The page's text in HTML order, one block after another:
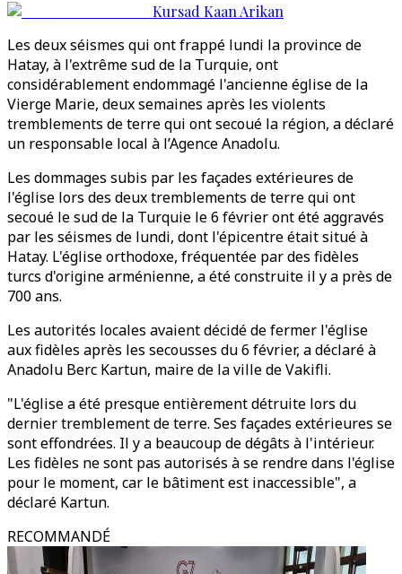
Kursad Kaan Arikan
Les deux séismes qui ont frappé lundi la province de
Hatay, à l'extrême sud de la Turquie, ont
considérablement endommagé l'ancienne église de la
Vierge Marie, deux semaines après les violents
tremblements de terre qui ont secoué la région, a déclaré
un responsable local à l’Agence Anadolu.
Les dommages subis par les façades extérieures de
l'église lors des deux tremblements de terre qui ont
secoué le sud de la Turquie le 6 février ont été aggravés
par les séismes de lundi, dont l'épicentre était situé à
Hatay. L'église orthodoxe, fréquentée par des fidèles
turcs d'origine arménienne, a été construite il y a près de
700 ans.
Les autorités locales avaient décidé de fermer l'église
aux fidèles après les secousses du 6 février, a déclaré à
Anadolu Berc Kartun, maire de la ville de Vakifli.
"L'église a été presque entièrement détruite lors du
dernier tremblement de terre. Ses façades extérieures se
sont effondrées. Il y a beaucoup de dégâts à l'intérieur.
Les fidèles ne sont pas autorisés à se rendre dans l'église
pour le moment, car le bâtiment est inaccessible", a
déclaré Kartun.
RECOMMANDÉ